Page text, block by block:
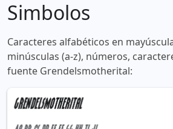
Simbolos
Caracteres alfabéticos en
minúsculas (a-z), números,
fuente Grendelsmotherital: